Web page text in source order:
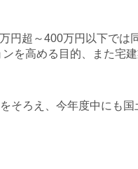
超～400万円以下では
を高める目的、また宅
そろえ、今年度中にも